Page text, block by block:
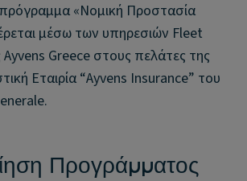
«Νομική Προστασία
μέσω των υπηρεσιών Fleet
Greece στους πελάτες της
Εταιρία “Ayvens Insurance” του
Προγράμματος